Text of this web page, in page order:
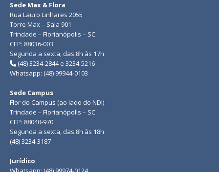
Sede Max & Flora
Rua Lauro Linhares 2055
Torre Max – Sala 901
Trindade – Florianópolis – SC
CEP: 88036-003
Segunda a sexta, das 8h às 17h
(48) 3234-2844 e 3234-5216
Whatsapp: (48) 99944-0103
Sede Campus
Flor do Campus (ao lado do NDI)
Trindade – Florianópolis – SC
CEP: 88040-970
Segunda a sexta, das 8h às 18h
(48) 3234-3187
Jurídico